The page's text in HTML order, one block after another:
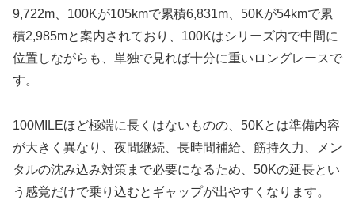
9,722m、100Kが105kmで累積6,831m、50Kが54kmで累
積2,985mと案内されており、100Kはシリーズ内で中間に
位置しながらも、単独で見れば十分に重いロングレースで
す。
100MILEほど極端に長くはないものの、50Kとは準備内容
が大きく異なり、夜間継続、長時間補給、筋持久力、メン
タルの沈み込み対策まで必要になるため、50Kの延長とい
う感覚だけで乗り込むとギャップが出やすくなります。